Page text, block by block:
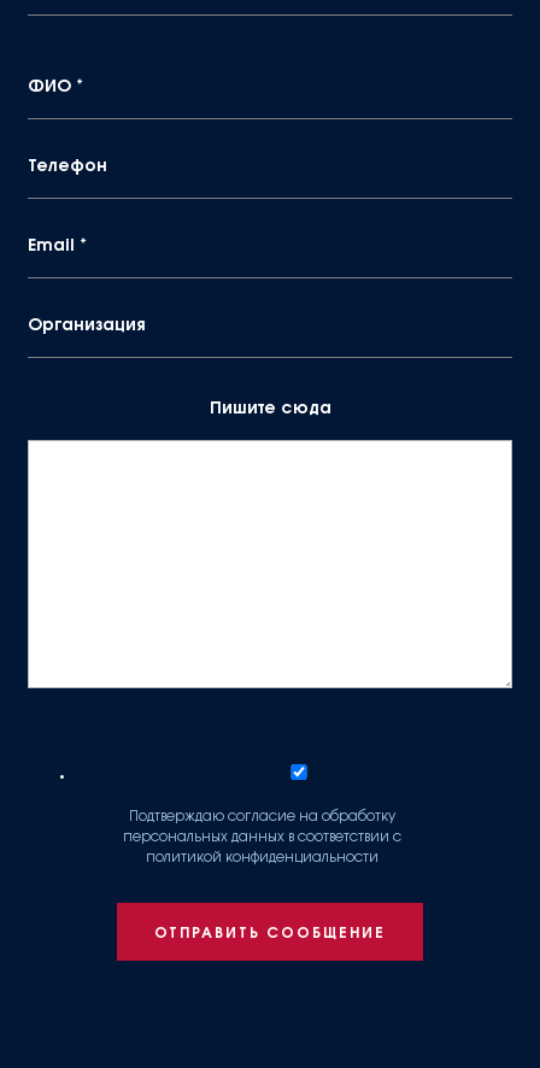
ФИО *
Телефон
Email *
Организация
Подтверждаю согласие на обработку
персональных данных в соответствии с
политикой конфиденциальности
Пишите сюда
ОТПРАВИТЬ СООБЩЕНИЕ